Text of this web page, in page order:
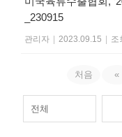
_230915
관리자 2023.09.15 조
처음 «